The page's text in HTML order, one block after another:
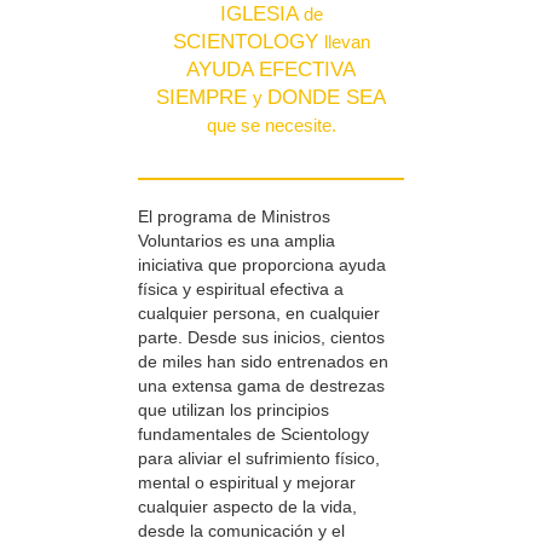
IGLESIAde
SCIENTOLOGY llevan
AYUDA EFECTIVA
SIEMPRE y DONDE SEA
que se necesite.
El programa de Ministros
Voluntarios es una amplia
iniciativa que proporciona ayuda
física y espiritual efectiva a
cualquier persona, en cualquier
parte. Desde sus inicios, cientos
de miles han sido entrenados en
una extensa gama de destrezas
que utilizan los principios
fundamentales de Scientology
para aliviar el sufrimiento físico,
mental o espiritual y mejorar
cualquier aspecto de la vida,
desde la comunicación y el